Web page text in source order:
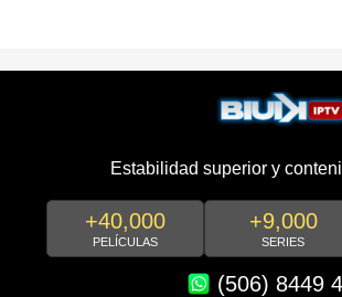
Estabilidad superior y
+40,000
PELÍCULAS
+9,000
SERIES
(506) 8449